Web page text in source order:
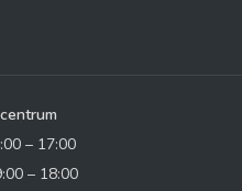
– 17:00
– 18:00